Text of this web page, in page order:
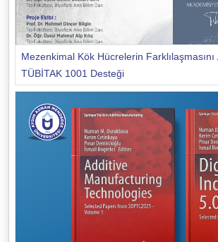
Mezenkimal Kök Hücrelerin
TÜBİTAK 1001 Desteği